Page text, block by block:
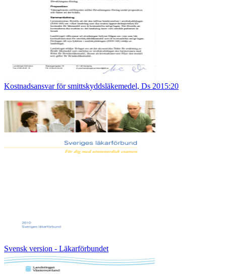
Kostnadsansvar för smittskyddsläkemedel, Ds 2015:20
Svensk version - Läkarförbundet